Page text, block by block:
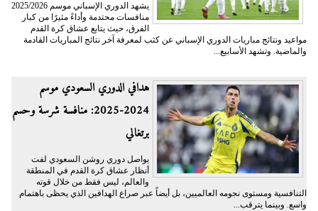
يشهد الدوري الإسباني موسم 2025/2026
منافسات محتدمة وأداءً مثيرًا من كبار
الفرق، حيث يتابع عشاق كرة القدم
مواعيد ونتائج مباريات الدوري الإسباني عن كثب لمعرفة آخر نتائج المباريات القادمة
والماضية. وتشهد الأسابيع...
هدافي الدوري السعودي موسم
2024-2025: منافسة شرسة وحسم
برتغالي
يواصل دوري روشن السعودي لفت
أنظار عشاق كرة القدم في المنطقة
والعالم، ليس فقط من خلال قوته
التنافسية ومستوى نجومه العالميين، بل أيضاً عبر صراع الهدافين الذي يحظى باهتمام
واسع. وبينما يترقب...